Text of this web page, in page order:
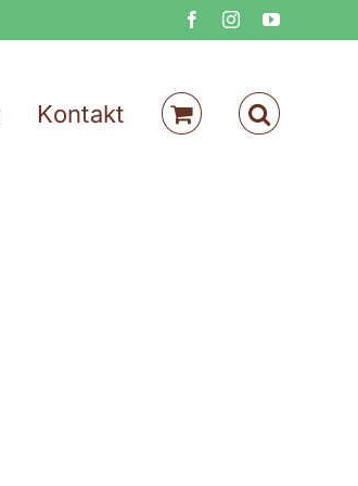
FacebookInstagramYouTube
Kontakt